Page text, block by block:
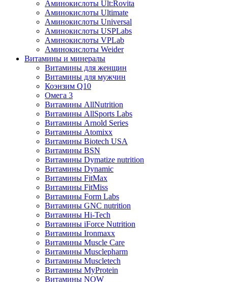
Аминокислоты Ult:Rovita
Аминокислоты Ultimate
Аминокислоты Universal
Аминокислоты USPLabs
Аминокислоты VPLab
Аминокислоты Weider
Витамины и минералы
Витамины для женщин
Витамины для мужчин
Коэнзим Q10
Омега 3
Витамины AllNutrition
Витамины AllSports Labs
Витамины Arnold Series
Витамины Atomixx
Витамины Biotech USA
Витамины BSN
Витамины Dymatize nutrition
Витамины Dynamic
Витамины FitMax
Витамины FitMiss
Витамины Form Labs
Витамины GNC nutrition
Витамины Hi-Tech
Витамины iForce Nutrition
Витамины Ironmaxx
Витамины Muscle Care
Витамины Musclepharm
Витамины Muscletech
Витамины MyProtein
Витамины NOW